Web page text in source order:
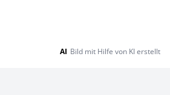
AI Bild mit Hilfe von KI erstellt